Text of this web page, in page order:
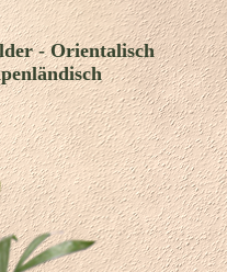
- Orientalisch